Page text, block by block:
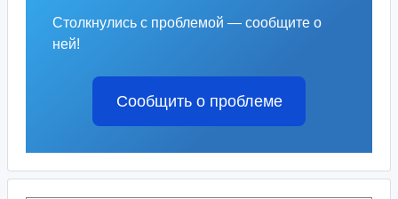
Столкнулись с проблемой — сообщите о
ней!
Сообщить о проблеме